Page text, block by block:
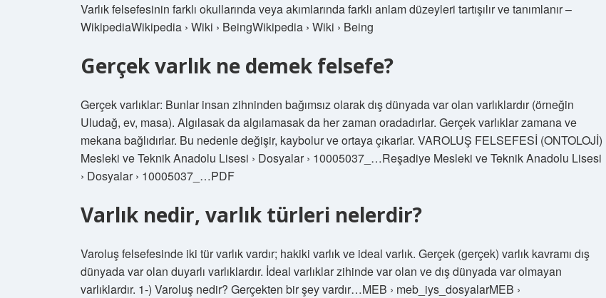
Varlık felsefesinin farklı okullarında veya akımlarında farklı anlam düzeyleri tartışılır ve tanımlanır –
WikipediaWikipedia › Wiki › BeingWikipedia › Wiki › Being
Gerçek varlık ne demek felsefe?
Gerçek varlıklar: Bunlar insan zihninden bağımsız olarak dış dünyada var olan varlıklardır (örneğin
Uludağ, ev, masa). Algılasak da algılamasak da her zaman oradadırlar. Gerçek varlıklar zamana ve
mekana bağlıdırlar. Bu nedenle değişir, kaybolur ve ortaya çıkarlar. VAROLUŞ FELSEFESİ (ONTOLOJİ)
Mesleki ve Teknik Anadolu Lisesi › Dosyalar › 10005037_…Reşadiye Mesleki ve Teknik Anadolu Lisesi
› Dosyalar › 10005037_…PDF
Varlık nedir, varlık türleri nelerdir?
Varoluş felsefesinde iki tür varlık vardır; hakiki varlık ve ideal varlık. Gerçek (gerçek) varlık kavramı dış
dünyada var olan duyarlı varlıklardır. İdeal varlıklar zihinde var olan ve dış dünyada var olmayan
varlıklardır. 1-) Varoluş nedir? Gerçekten bir şey vardır…MEB › meb_iys_dosyalarMEB ›